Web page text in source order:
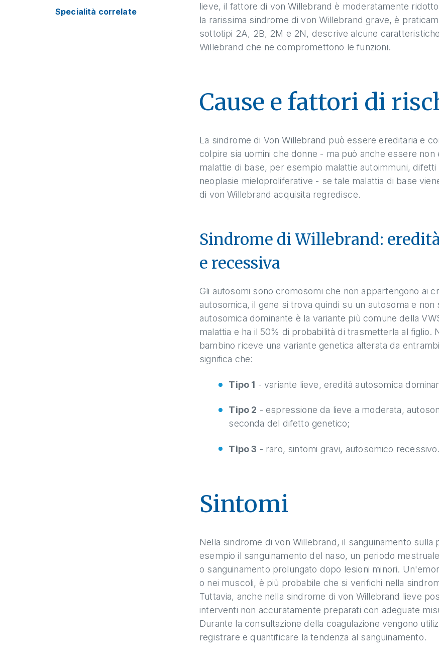
Specialità correlate
lieve, il fattore di von Willebrand è moderatamente
la rarissima sindrome di von Willebrand grave, è
sottotipi 2A, 2B, 2M e 2N, descrive alcune
Willebrand che ne compromettono le funzioni.
Cause e fattori di
La sindrome di Von Willebrand può essere ereditaria e
colpire sia uomini che donne - ma può anche essere non
malattie di base, per esempio malattie autoimmuni,
neoplasie mieloproliferative - se tale malattia di base
di von Willebrand acquisita regredisce.
Sindrome di Willebrand:
e recessiva
Gli autosomi sono cromosomi che non appartengono ai
autosomica, il gene si trova quindi su un autosoma e
autosomica dominante è la variante più comune della
malattia e ha il 50% di probabilità di trasmetterla al
bambino riceve una variante genetica alterata da
significa che:
Tipo 1 - variante lieve, eredità autosomica
Tipo 2 - espressione da lieve a moderata,
seconda del difetto genetico;
Tipo 3 - raro, sintomi gravi, autosomico recessivo.
Sintomi
Nella sindrome di von Willebrand, il sanguinamento sulla
esempio il sanguinamento del naso, un periodo
o sanguinamento prolungato dopo lesioni minori.
o nei muscoli, è più probabile che si verifichi nella
Tuttavia, anche nella sindrome di von Willebrand lieve
interventi non accuratamente preparati con adeguate
Durante la consultazione della coagulazione vengono
registrare e quantificare la tendenza al sanguinamento.